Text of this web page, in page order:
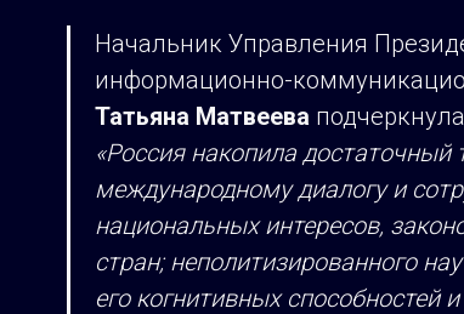
Начальник Управления
информационно-
Татьяна Матвеева
«Россия накопила достаточный
международному диалогу и
национальных интересов,
стран; неполитизированного
его когнитивных способностей